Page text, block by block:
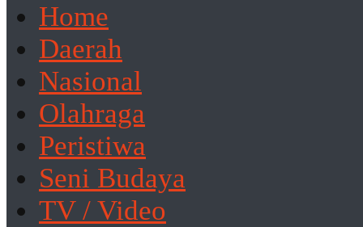
Home
Daerah
Nasional
Olahraga
Peristiwa
Seni Budaya
TV / Video